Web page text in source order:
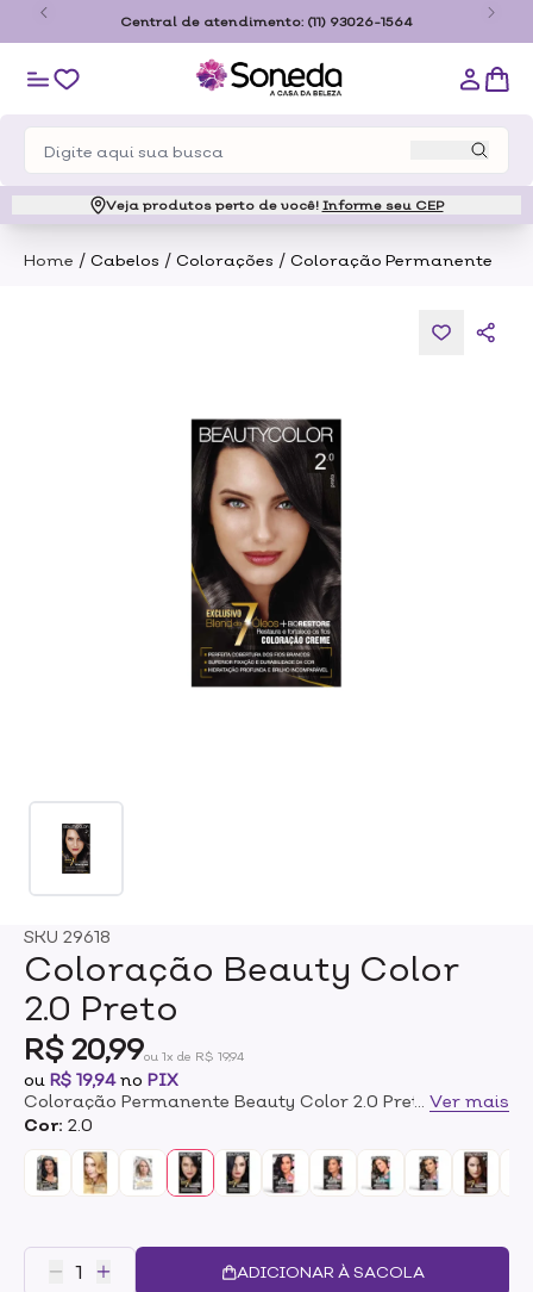
Central de atendimento: (11) 93026-1564
Veja produtos perto de você! Informe seu CEP
Home / Cabelos / Colorações / Coloração Permanente
SKU 29618
Coloração Beauty Color
2.0 Preto
R$ 20,99ou 1x de R$ 19,94
ou R$ 19,94no PIX
Coloração Permanente Beauty Color 2.0 Preto Ver mais
Cor: 2.0
ADICIONAR À SACOLA